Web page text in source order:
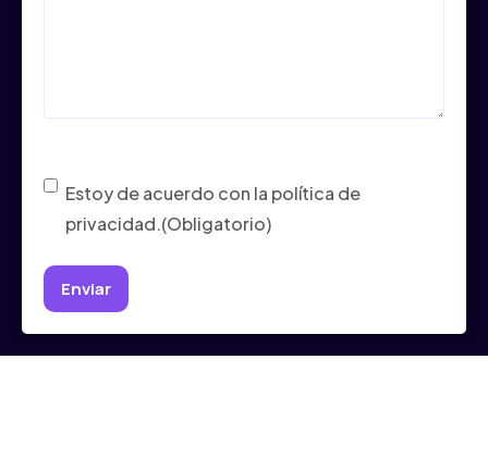
Consentimiento (Obligatorio)
Estoy de acuerdo con la política de
privacidad.(Obligatorio)